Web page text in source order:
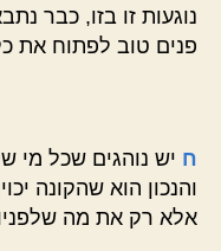
נוגעות זו בזו, כבר
פנים טוב לפתוח את
ח יש נוהגים שכל מי
והנכון הוא שהקונה
אלא רק את מה